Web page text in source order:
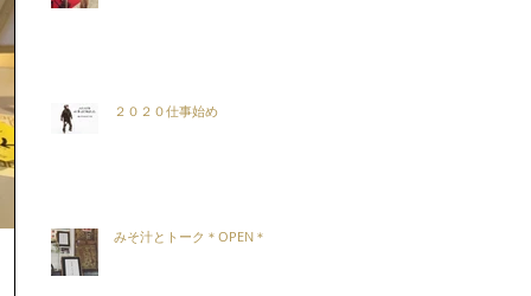
２０２０仕事始め
みそ汁とトーク＊OPEN＊